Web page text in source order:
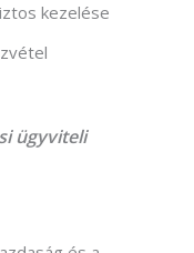
kezelése
ügyviteli